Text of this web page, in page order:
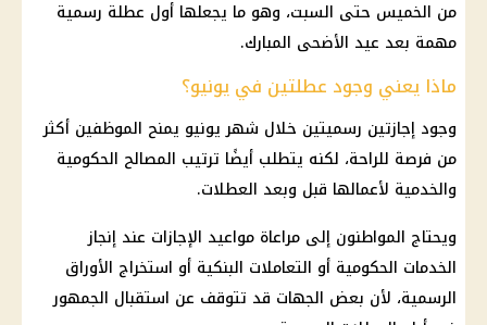
من الخميس حتى السبت، وهو ما يجعلها أول عطلة رسمية
مهمة بعد عيد الأضحى المبارك.
ماذا يعني وجود عطلتين في يونيو؟
وجود إجازتين رسميتين خلال شهر يونيو يمنح الموظفين أكثر
من فرصة للراحة، لكنه يتطلب أيضًا ترتيب المصالح الحكومية
والخدمية لأعمالها قبل وبعد العطلات.
ويحتاج المواطنون إلى مراعاة مواعيد الإجازات عند إنجاز
الخدمات الحكومية أو التعاملات البنكية أو استخراج الأوراق
الرسمية، لأن بعض الجهات قد تتوقف عن استقبال الجمهور